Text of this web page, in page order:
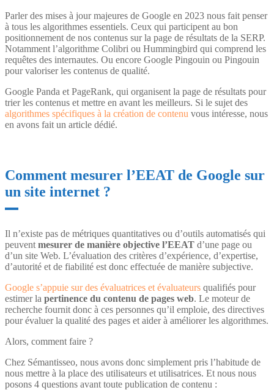
Parler des mises à jour majeures de Google en 2023 nous fait penser
à tous les algorithmes essentiels. Ceux qui participent au bon
positionnement de nos contenus sur la page de résultats de la SERP.
Notamment l’algorithme Colibri ou Hummingbird qui comprend les
requêtes des internautes. Ou encore Google Pingouin ou Pingouin
pour valoriser les contenus de qualité.
Google Panda et PageRank, qui organisent la page de résultats pour
trier les contenus et mettre en avant les meilleurs. Si le sujet des
algorithmes spécifiques à la création de contenu vous intéresse, nous
en avons fait un article dédié.
Comment mesurer l’EEAT de Google sur
un site internet ?
Il n’existe pas de métriques quantitatives ou d’outils automatisés qui
peuvent mesurer de manière objective l’EEAT d’une page ou
d’un site Web. L’évaluation des critères d’expérience, d’expertise,
d’autorité et de fiabilité est donc effectuée de manière subjective.
Google s’appuie sur des évaluatrices et évaluateurs qualifiés pour
estimer la pertinence du contenu de pages web. Le moteur de
recherche fournit donc à ces personnes qu’il emploie, des directives
pour évaluer la qualité des pages et aider à améliorer les algorithmes.
Alors, comment faire ?
Chez Sémantisseo, nous avons donc simplement pris l’habitude de
nous mettre à la place des utilisateurs et utilisatrices. Et nous nous
posons 4 questions avant toute publication de contenu :